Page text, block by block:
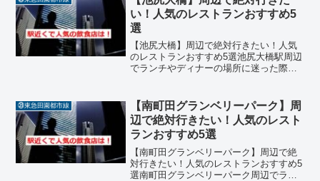
い接客が心地よい隠れ家...
い！人気のレストランおすすめ5
選
【池尻大橋】周辺で絶対行きたい！人気
のレストランおすすめ5選池尻大橋駅周辺
でランチやディナーの場所に迷った際
格的な味わいをカジュアルに楽しめるレ
ストランや、温かいおもて...
㊴東急田園都市線
【南町田グランベリーパーク】周
辺で絶対行きたい！人気のレスト
ランおすすめ5選
【南町田グランベリーパーク】周辺で絶
対行きたい！人気のレストランおすすめ5
選南町田グランベリーパーク周辺でラン